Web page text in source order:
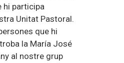
hi participa
Unitat Pastoral.
que hi
la María José
al nostre grup